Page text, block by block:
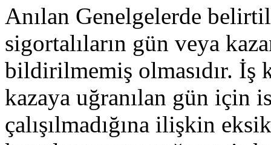
Anılan Genelgelerde
sigortalıların gün veya
bildirilmemiş olmasıdır. İş
kazaya uğranılan gün için
çalışılmadığına ilişkin